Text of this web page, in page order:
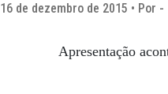
16 de dezembro de 2015 • Por -
Apresentação